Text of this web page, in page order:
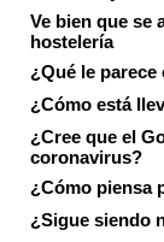
Ve bien que se
hostelería
¿Qué le
¿Cómo está
¿Cree que el
coronavirus?
¿Cómo piensa
¿Sigue siendo